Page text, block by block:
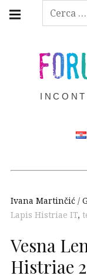
Ricerca
Skip
navigation
Ivana Martinčić
Lapis Histriae IT,
Vesna
Histriae